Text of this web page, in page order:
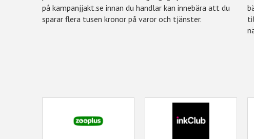
på kampanjjakt.se innan du handlar kan innebära att du
sparar flera tusen kronor på varor och tjänster.
inkClub